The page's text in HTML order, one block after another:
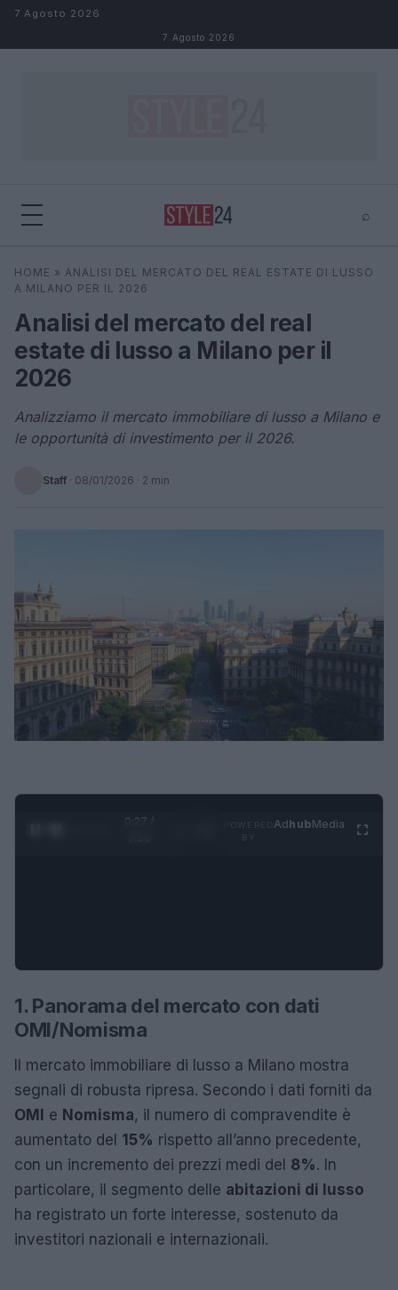
Salta al contenuto
7 Agosto 2026
7 Agosto 2026
⌕
Cerca ⌕ ×
HOME » ANALISI DEL MERCATO DEL REAL ESTATE DI LUSSO
A MILANO PER IL 2026
Analisi del mercato del real
estate di lusso a Milano per il
2026
Analizziamo il mercato immobiliare di lusso a Milano e
le opportunità di investimento per il 2026.
Staff · 08/01/2026 · 2 min
0:28 /
AdhubMedia
1. Panorama del mercato con dati
OMI/Nomisma
Il mercato immobiliare di lusso a Milano mostra
segnali di robusta ripresa. Secondo i dati forniti da
OMI e Nomisma, il numero di compravendite è
aumentato del 15% rispetto all’anno precedente,
con un incremento dei prezzi medi del 8%. In
particolare, il segmento delle abitazioni di lusso
ha registrato un forte interesse, sostenuto da
investitori nazionali e internazionali.